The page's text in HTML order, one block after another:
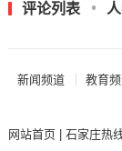
评论列表
新闻频道 教育
网站首页| 石家庄热